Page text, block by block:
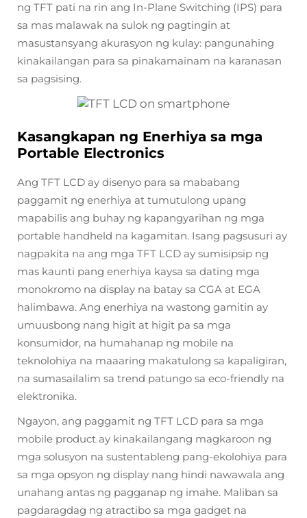
ng TFT pati na rin ang In-Plane Switching (IPS) para
sa mas malawak na sulok ng pagtingin at
masustansyang akurasyon ng kulay: pangunahing
kinakailangan para sa pinakamainam na karanasan
sa pagsising.
Kasangkapan ng Enerhiya sa mga
Portable Electronics
Ang TFT LCD ay disenyo para sa mababang
paggamit ng enerhiya at tumutulong upang
mapabilis ang buhay ng kapangyarihan ng mga
portable handheld na kagamitan. Isang pagsusuri ay
nagpakita na ang mga TFT LCD ay sumisipsip ng
mas kaunti pang enerhiya kaysa sa dating mga
monokromo na display na batay sa CGA at EGA
halimbawa. Ang enerhiya na wastong gamitin ay
umuusbong nang higit at higit pa sa mga
konsumidor, na humahanap ng mobile na
teknolohiya na maaaring makatulong sa kapaligiran,
na sumasailalim sa trend patungo sa eco-friendly na
elektronika.
Ngayon, ang paggamit ng TFT LCD para sa mga
mobile product ay kinakailangang magkaroon ng
mga solusyon na sustentableng pang-ekolohiya para
sa mga opsyon ng display nang hindi nawawala ang
unahang antas ng pagganap ng imahe. Maliban sa
pagdaragdag ng atractibo sa mga gadget na